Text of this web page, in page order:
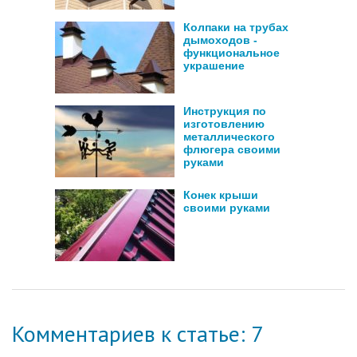
Колпаки на трубах
дымоходов -
функциональное
украшение
Инструкция по
изготовлению
металлического
флюгера своими
руками
Конек крыши
своими руками
Комментариев к статье: 7